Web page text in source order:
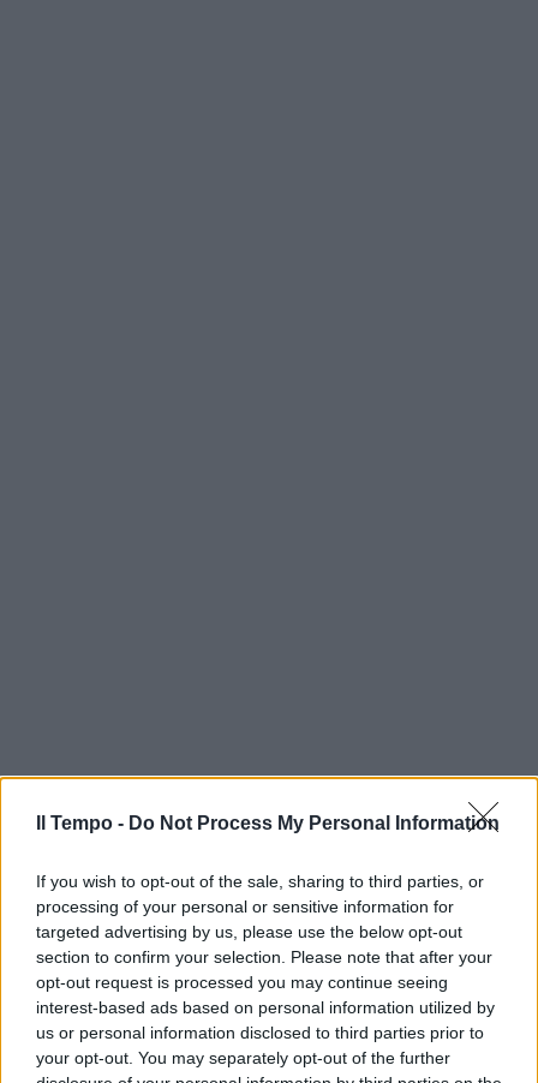
Il Tempo - Do Not Process My Personal Information
If you wish to opt-out of the sale, sharing to third parties, or
processing of your personal or sensitive information for
targeted advertising by us, please use the below opt-out
section to confirm your selection. Please note that after your
opt-out request is processed you may continue seeing
interest-based ads based on personal information utilized by
us or personal information disclosed to third parties prior to
your opt-out. You may separately opt-out of the further